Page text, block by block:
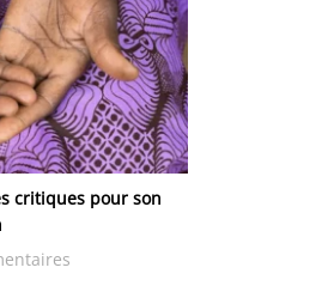
critiques pour son